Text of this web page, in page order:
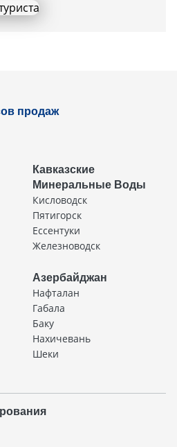
продаж
Кавказские
Минеральные Воды
Кисловодск
Пятигорск
Ессентуки
Железноводск
Азербайджан
Нафталан
Габала
Баку
Нахичевань
Шеки